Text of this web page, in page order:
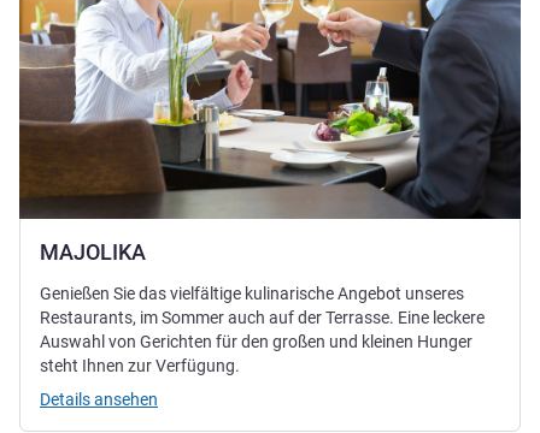
MAJOLIKA
Genießen Sie das vielfältige kulinarische Angebot unseres
Restaurants, im Sommer auch auf der Terrasse. Eine leckere
Auswahl von Gerichten für den großen und kleinen Hunger
steht Ihnen zur Verfügung.
Details ansehen